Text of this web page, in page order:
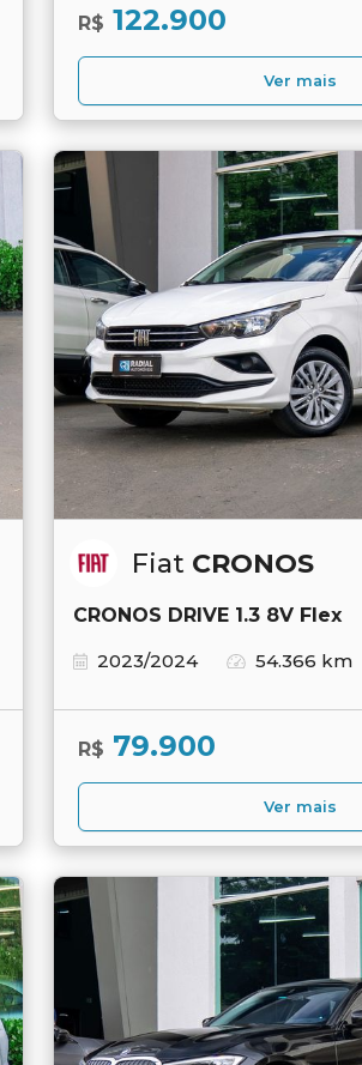
R$ 122.900
Ver mais
Fiat CRONOS
CRONOS DRIVE 1.3 8V Flex
2023/2024
54.366 km
R$ 79.900
Ver mais